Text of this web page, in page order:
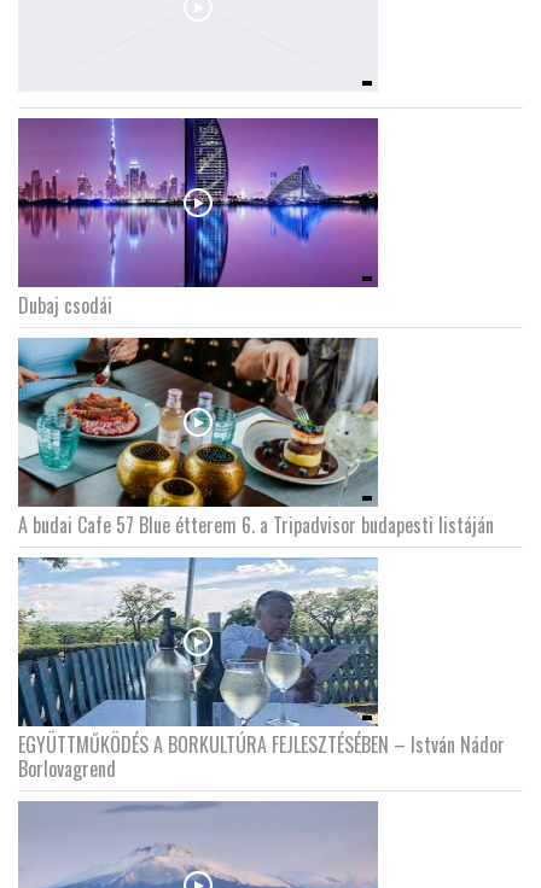
Dubaj csodái
A budai Cafe 57 Blue étterem 6. a Tripadvisor budapesti listáján
EGYÜTTMŰKÖDÉS A BORKULTÚRA FEJLESZTÉSÉBEN – István Nádor
Borlovagrend